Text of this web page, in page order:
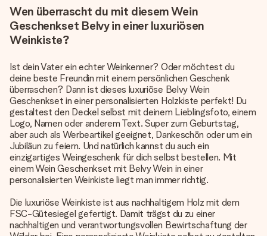
Wen überrascht du mit diesem Wein
Geschenkset Belvy in einer luxuriösen
Weinkiste?
Ist dein Vater ein echter Weinkenner? Oder möchtest du
deine beste Freundin mit einem persönlichen Geschenk
überraschen? Dann ist dieses luxuriöse Belvy Wein
Geschenkset in einer personalisierten Holzkiste perfekt! Du
gestaltest den Deckel selbst mit deinem Lieblingsfoto, einem
Logo, Namen oder anderem Text. Super zum Geburtstag,
aber auch als Werbeartikel geeignet, Dankeschön oder um ein
Jubiläun zu feiern. Und natürlich kannst du auch ein
einzigartiges Weingeschenk für dich selbst bestellen. Mit
einem Wein Geschenkset mit Belvy Wein in einer
personalisierten Weinkiste liegt man immer richtig.
Die luxuriöse Weinkiste ist aus nachhaltigem Holz mit dem
FSC-Gütesiegel gefertigt. Damit trägst du zu einer
nachhaltigen und verantwortungsvollen Bewirtschaftung der